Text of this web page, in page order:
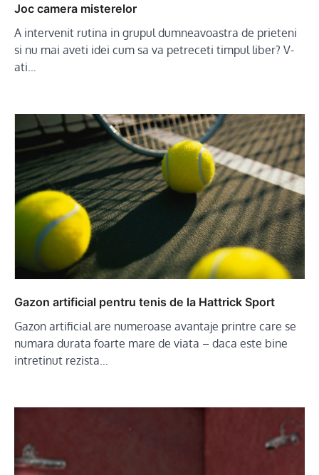
Joc camera misterelor
A intervenit rutina in grupul dumneavoastra de prieteni
si nu mai aveti idei cum sa va petreceti timpul liber? V-
ati…
Gazon artificial pentru tenis de la Hattrick Sport
Gazon artificial are numeroase avantaje printre care se
numara durata foarte mare de viata – daca este bine
intretinut rezista…